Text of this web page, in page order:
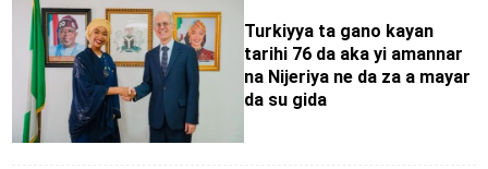
Turkiyya ta gano kayan
tarihi 76 da aka yi amannar
na Nijeriya ne da za a mayar
da su gida